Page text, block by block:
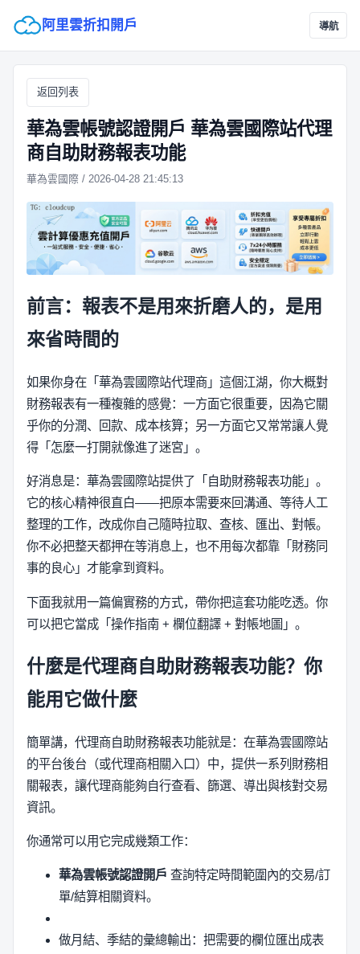
阿里雲折扣開戶 導航
返回列表
華為雲帳號認證開戶 華為雲國際站代理
商自助財務報表功能
華為雲國際 / 2026-04-28 21:45:13
前言：報表不是用來折磨人的，是用
來省時間的
如果你身在「華為雲國際站代理商」這個江湖，你大概對
財務報表有一種複雜的感覺：一方面它很重要，因為它關
乎你的分潤、回款、成本核算；另一方面它又常常讓人覺
得「怎麼一打開就像進了迷宮」。
好消息是：華為雲國際站提供了「自助財務報表功能」。
它的核心精神很直白——把原本需要來回溝通、等待人工
整理的工作，改成你自己隨時拉取、查核、匯出、對帳。
你不必把整天都押在等消息上，也不用每次都靠「財務同
事的良心」才能拿到資料。
下面我就用一篇偏實務的方式，帶你把這套功能吃透。你
可以把它當成「操作指南 + 欄位翻譯 + 對帳地圖」。
什麼是代理商自助財務報表功能？你
能用它做什麼
簡單講，代理商自助財務報表功能就是：在華為雲國際站
的平台後台（或代理商相關入口）中，提供一系列財務相
關報表，讓代理商能夠自行查看、篩選、導出與核對交易
資訊。
你通常可以用它完成幾類工作：
華為雲帳號認證開戶 查詢特定時間範圍內的交易/訂
單/結算相關資料。
做月結、季結的彙總輸出：把需要的欄位匯出成表